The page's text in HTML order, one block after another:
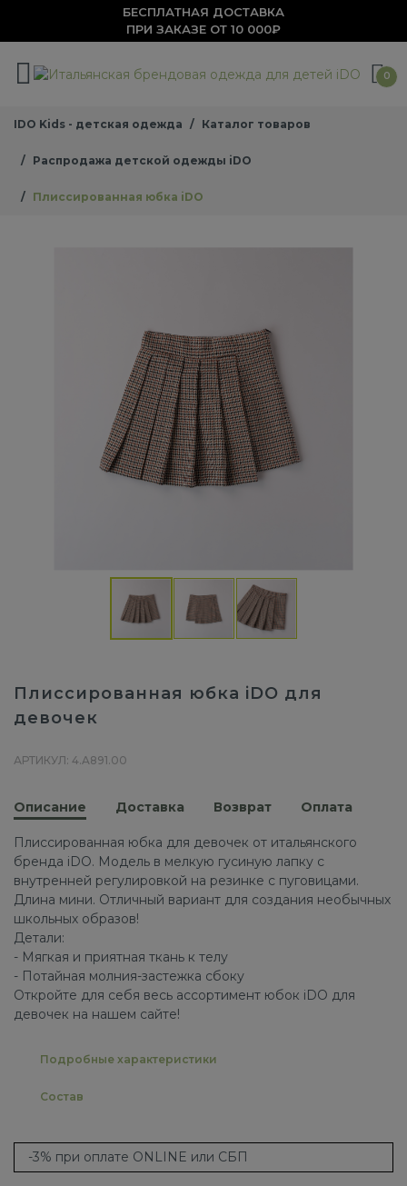
БЕСПЛАТНАЯ ДОСТАВКА
ПРИ ЗАКАЗЕ ОТ 10 000₽
0
IDO Kids - детская одежда Каталог товаров
Распродажа детской одежды iDO
Плиссированная юбка iDO
Плиссированная юбка iDO для
девочек
АРТИКУЛ: 4.A891.00
Описание Доставка Возврат Оплата
Плиссированная юбка для девочек от итальянского
бренда iDO. Модель в мелкую гусиную лапку с
внутренней регулировкой на резинке с пуговицами.
Длина мини. Отличный вариант для создания необычных
школьных образов!
Детали:
- Мягкая и приятная ткань к телу
- Потайная молния-застежка сбоку
Откройте для себя весь ассортимент юбок iDO для
девочек на нашем сайте!
Подробные характеристики
Состав
-3% при оплате ONLINE или СБП